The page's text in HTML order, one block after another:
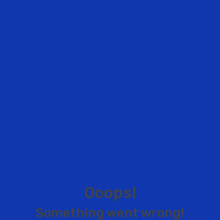
Ooops!
Something went wrong!